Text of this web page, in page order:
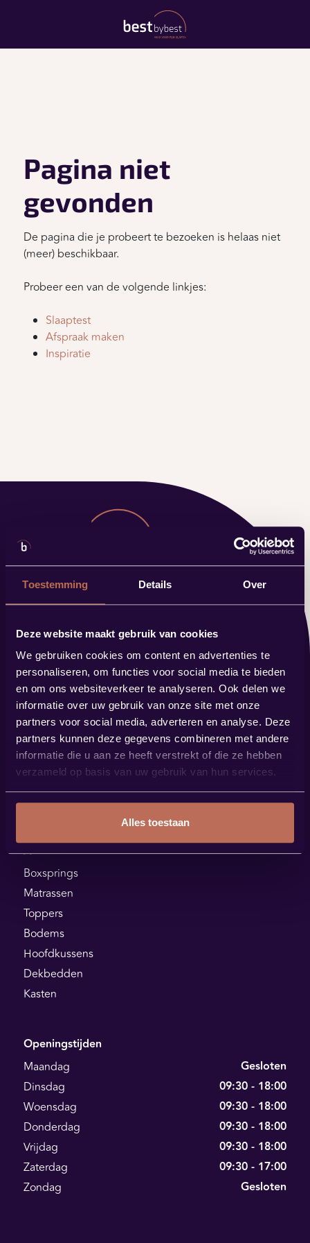
Toestemming Details Over
Deze website maakt gebruik van cookies
We gebruiken cookies om content en advertenties te
personaliseren, om functies voor social media te bieden
en om ons websiteverkeer te analyseren. Ook delen we
informatie over uw gebruik van onze site met onze
partners voor social media, adverteren en analyse. Deze
partners kunnen deze gegevens combineren met andere
informatie die u aan ze heeft verstrekt of die ze hebben
verzameld op basis van uw gebruik van hun services.
Alles toestaan
Pagina niet
gevonden
De pagina die je probeert te bezoeken is helaas niet
(meer) beschikbaar.
Probeer een van de volgende linkjes:
Slaaptest
Afspraak maken
Inspiratie
Contact
verkoop@bestbybest.nl
0485 57 14 88
Showroom
Steenstraat 144
5831 JK Boxmeer
Plan je route
Assortiment
Boxsprings
Matrassen
Toppers
Bodems
Hoofdkussens
Dekbedden
Kasten
Openingstijden
Maandag Gesloten
Dinsdag 09:30 - 18:00
Woensdag 09:30 - 18:00
Donderdag 09:30 - 18:00
Vrijdag 09:30 - 18:00
Zaterdag 09:30 - 17:00
Zondag Gesloten